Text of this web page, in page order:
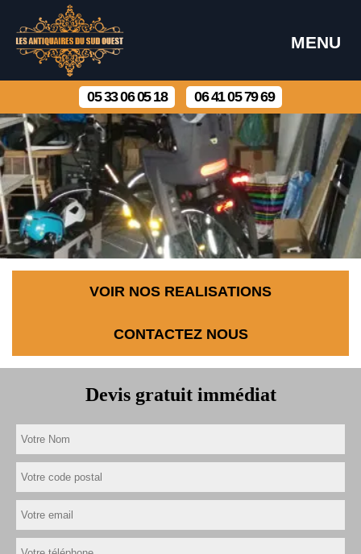
MENU
05 33 06 05 18 06 41 05 79 69
VOIR NOS REALISATIONS
CONTACTEZ NOUS
Devis gratuit immédiat